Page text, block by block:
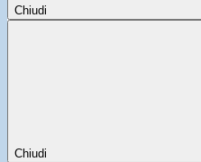
Chiudi
Chiudi